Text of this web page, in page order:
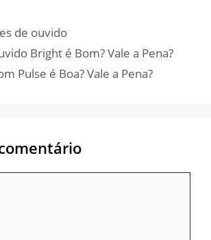
de ouvido
Bright é Bom? Vale a Pena?
Pulse é Boa? Vale a Pena?